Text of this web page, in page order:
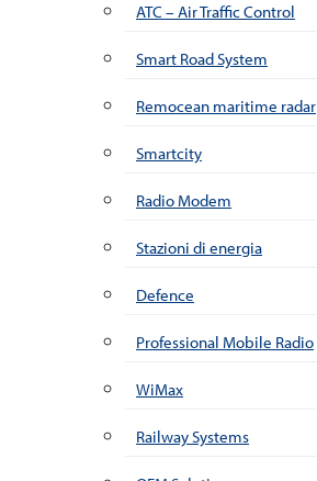
ATC – Air Traffic Control
Smart Road System
Remocean maritime radar
Smartcity
Radio Modem
Stazioni di energia
Defence
Professional Mobile Radio
WiMax
Railway Systems